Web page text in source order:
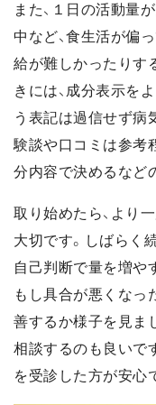
また、１日の活動量
中など、食生活が偏
給が難しかったりす
きには、成分表示を
う表記は過信せず病
験談や口コミは参考
分内容で決めるなど
取り始めたら、より
大切です。しばらく
自己判断で量を増や
もし具合が悪くなっ
善するか様子を見ま
相談するのも良いで
を受診した方が安心